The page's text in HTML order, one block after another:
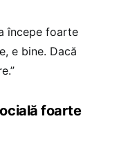
începe foarte
e bine. Dacă
foarte